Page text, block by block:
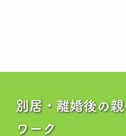
別居・離婚後の
ワーク